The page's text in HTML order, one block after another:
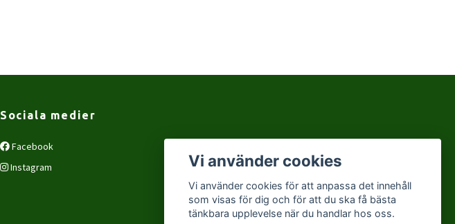
Sociala medier
Facebook
Instagram
Vi använder cookies
Vi använder cookies för att anpassa det innehåll
som visas för dig och för att du ska få bästa
tänkbara upplevelse när du handlar hos oss.